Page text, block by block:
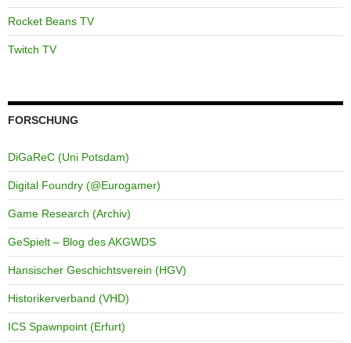
Rocket Beans TV
Twitch TV
FORSCHUNG
DiGaReC (Uni Potsdam)
Digital Foundry (@Eurogamer)
Game Research (Archiv)
GeSpielt – Blog des AKGWDS
Hansischer Geschichtsverein (HGV)
Historikerverband (VHD)
ICS Spawnpoint (Erfurt)